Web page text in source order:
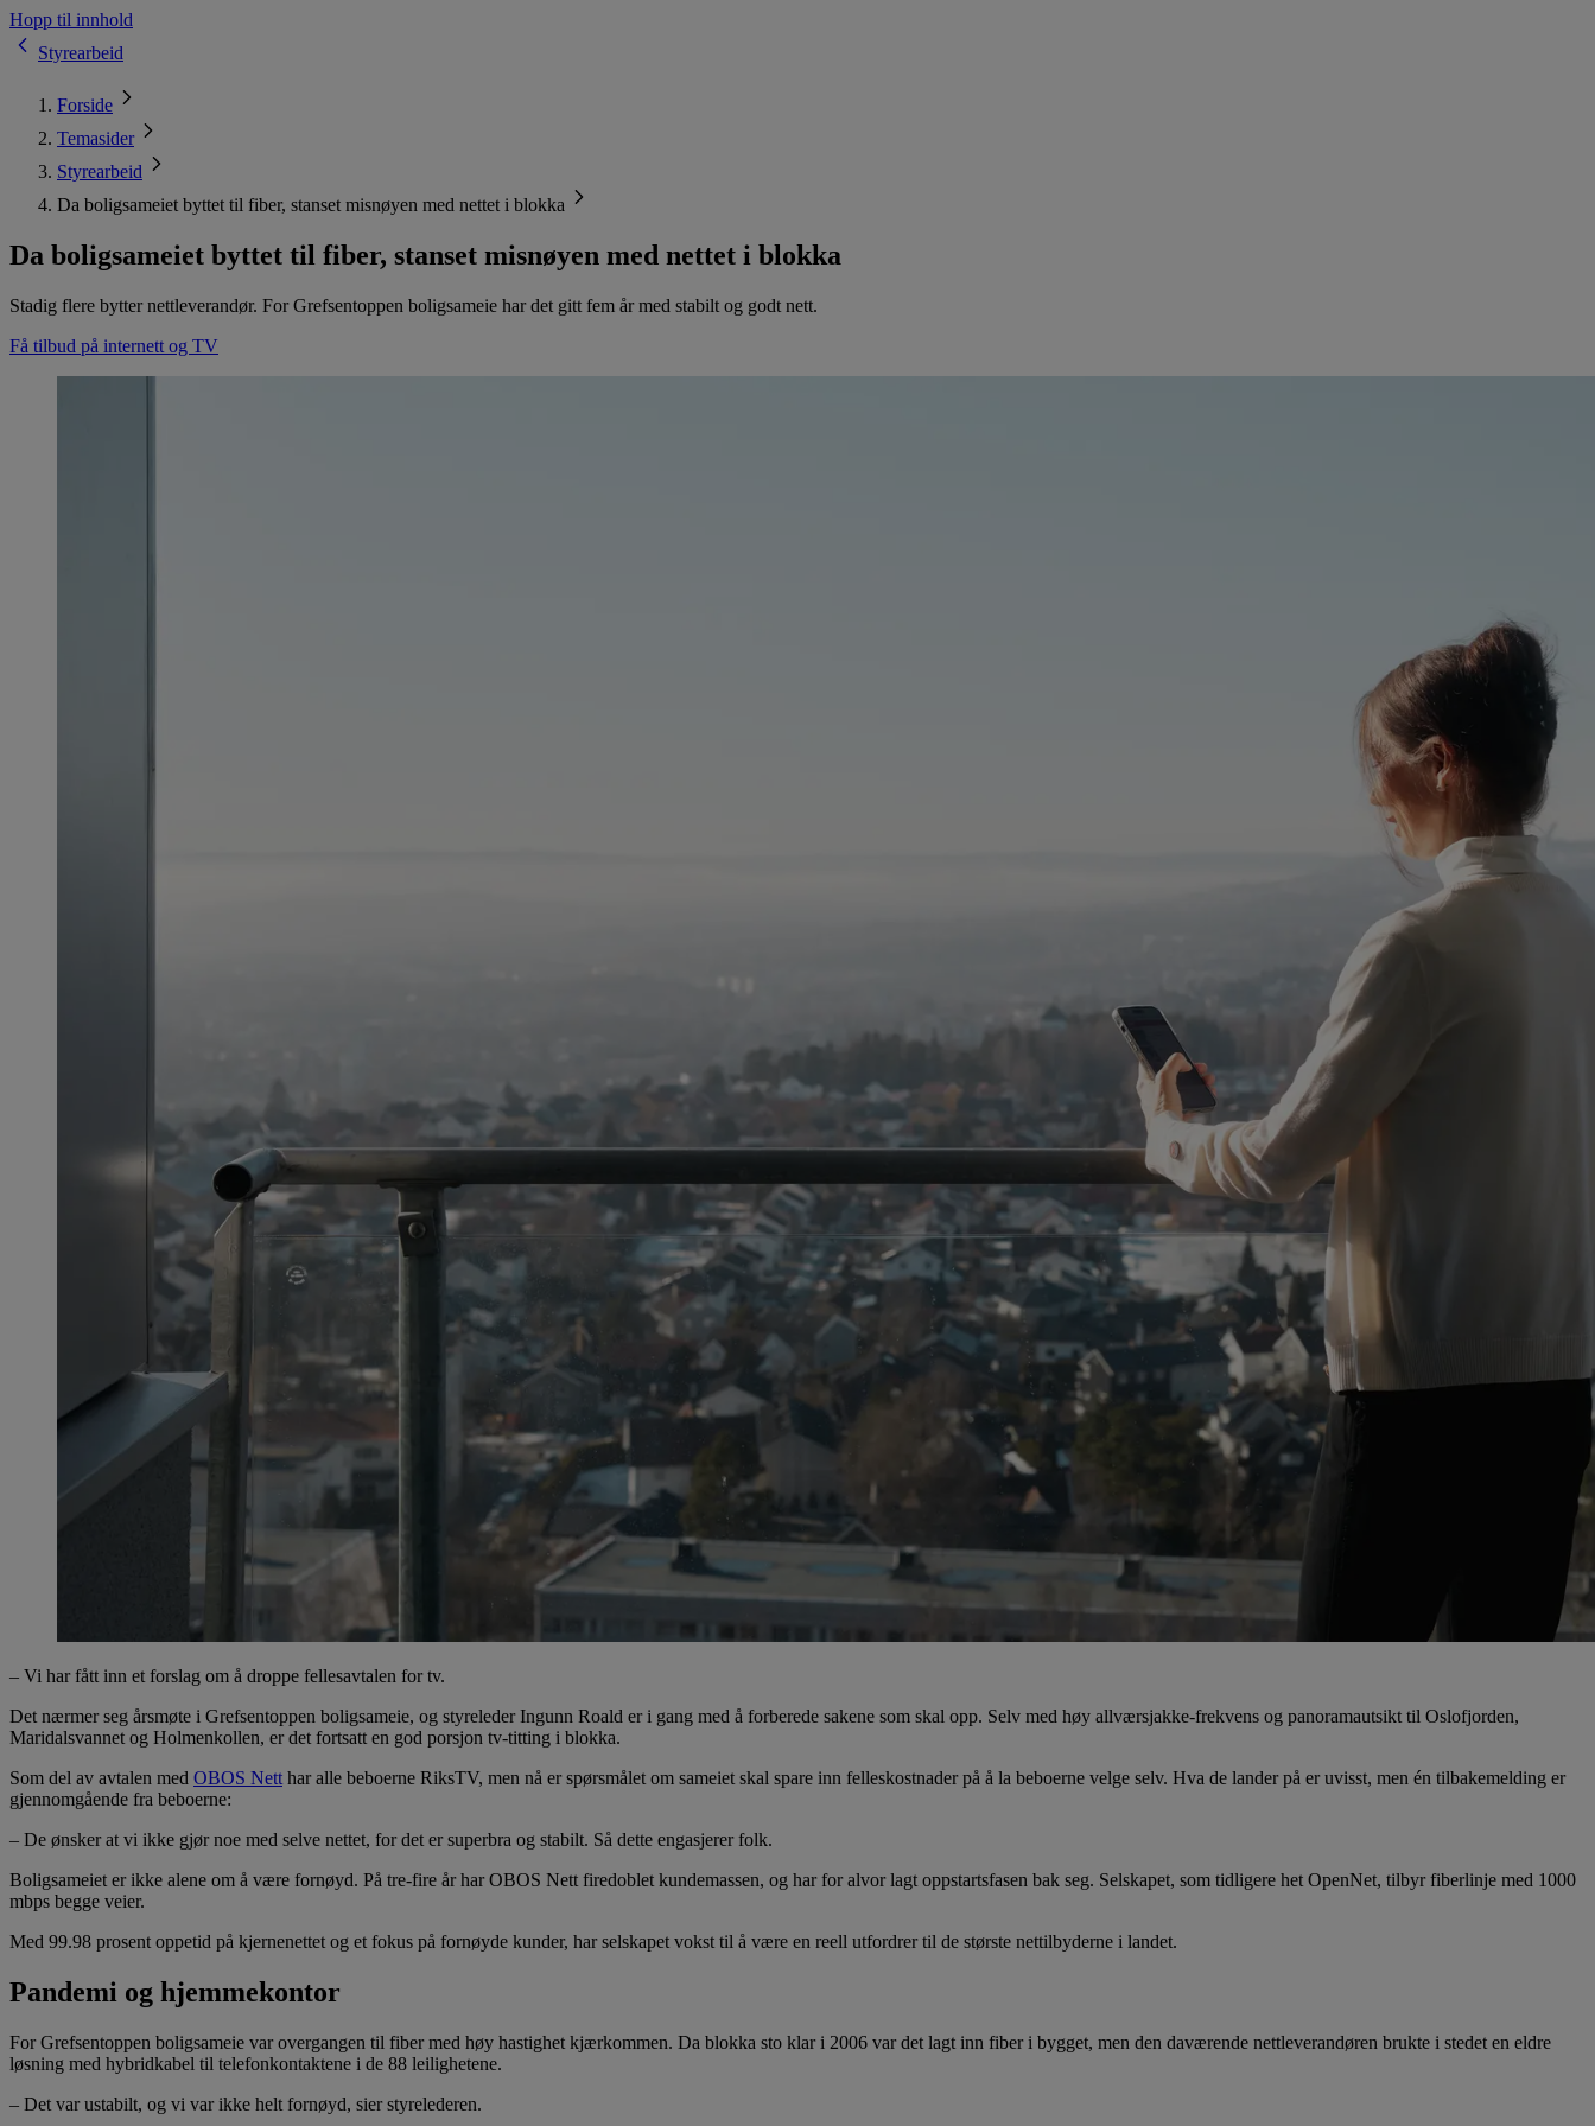
Hopp til innhold
Styrearbeid
Forside
Temasider
Styrearbeid
Da boligsameiet byttet til fiber, stanset misnøyen med nettet i blokka
Da boligsameiet byttet til fiber, stanset misnøyen med nettet i blokka
Stadig flere bytter nettleverandør. For Grefsentoppen boligsameie har det gitt fem år med stabilt og godt nett.
Få tilbud på internett og TV
– Vi har fått inn et forslag om å droppe fellesavtalen for tv.
Det nærmer seg årsmøte i Grefsentoppen boligsameie, og styreleder Ingunn Roald er i gang med å forberede sakene som skal opp. Selv med høy allværsjakke-frekvens og panoramautsikt til Oslofjorden,
Maridalsvannet og Holmenkollen, er det fortsatt en god porsjon tv-titting i blokka.
Som del av avtalen med OBOS Nett har alle beboerne RiksTV, men nå er spørsmålet om sameiet skal spare inn felleskostnader på å la beboerne velge selv. Hva de lander på er uvisst, men én tilbakemelding er
gjennomgående fra beboerne:
– De ønsker at vi ikke gjør noe med selve nettet, for det er superbra og stabilt. Så dette engasjerer folk.
Boligsameiet er ikke alene om å være fornøyd. På tre-fire år har OBOS Nett firedoblet kundemassen, og har for alvor lagt oppstartsfasen bak seg. Selskapet, som tidligere het OpenNet, tilbyr fiberlinje med 1000
mbps begge veier.
Med 99.98 prosent oppetid på kjernenettet og et fokus på fornøyde kunder, har selskapet vokst til å være en reell utfordrer til de største nettilbyderne i landet.
Pandemi og hjemmekontor
For Grefsentoppen boligsameie var overgangen til fiber med høy hastighet kjærkommen. Da blokka sto klar i 2006 var det lagt inn fiber i bygget, men den daværende nettleverandøren brukte i stedet en eldre
løsning med hybridkabel til telefonkontaktene i de 88 leilighetene.
– Det var ustabilt, og vi var ikke helt fornøyd, sier styrelederen.